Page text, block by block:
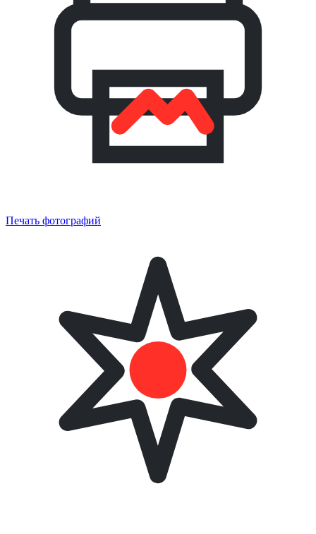
Печать фотографий